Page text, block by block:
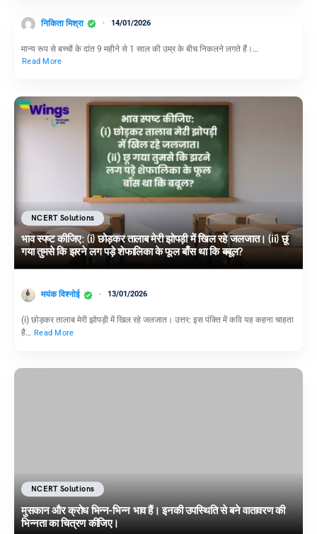
निकिता मिश्रा 14/01/2026
मान्य रूप से बच्चों के दांत 9 महीने से 1 साल की उम्र के बीच निकलने लगते हैं।…
Read More
NCERT Solutions
भाव स्पष्ट कीजिए: (i) छोड़कर तालाब मेरी झोपड़ी में खिल रहे जलजात। (ii) छू
गया तुमसे कि झरने लग पड़े शेफालिका के फूल बाँस था कि बबूल?
मयंक विश्नोई 13/01/2026
(i) छोड़कर तालाब मेरी झोपड़ी में खिल रहे जलजात। उत्तर: इस पंक्ति में कवि यह कहना चाहता
है… Read More
NCERT Solutions
मुसकान और क्रोध भिन्न-भिन्न भाव हैं। इनकी उपस्थिति से बने वातावरण की
भिन्नता का चित्रण कीजिए।